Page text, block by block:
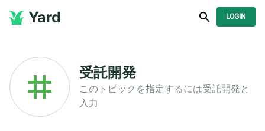
Yard LOGIN
受託開発
このトピックを指定するには受託開発 と
入力